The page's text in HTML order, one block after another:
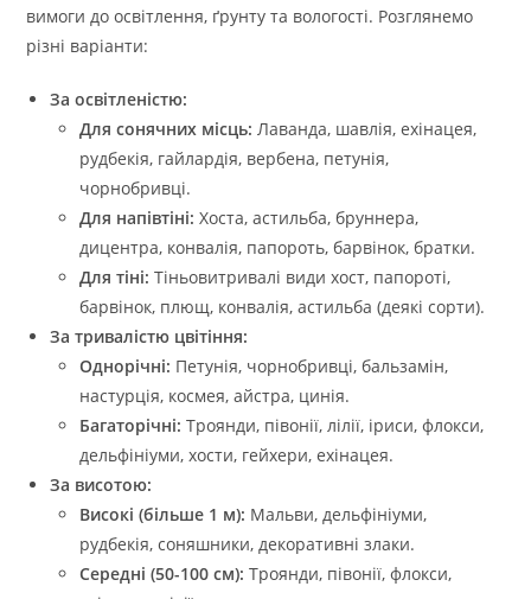
вимоги до освітлення, ґрунту та вологості. Розглянемо
різні варіанти:
За освітленістю:
Для сонячних місць: Лаванда, шавлія, ехінацея,
рудбекія, гайлардія, вербена, петунія,
чорнобривці.
Для напівтіні: Хоста, астильба, бруннера,
дицентра, конвалія, папороть, барвінок, братки.
Для тіні: Тіньовитривалі види хост, папороті,
барвінок, плющ, конвалія, астильба (деякі сорти).
За тривалістю цвітіння:
Однорічні: Петунія, чорнобривці, бальзамін,
настурція, космея, айстра, цинія.
Багаторічні: Троянди, півонії, лілії, іриси, флокси,
дельфініуми, хости, гейхери, ехінацея.
За висотою:
Високі (більше 1 м): Мальви, дельфініуми,
рудбекія, соняшники, декоративні злаки.
Середні (50-100 см): Троянди, півонії, флокси,